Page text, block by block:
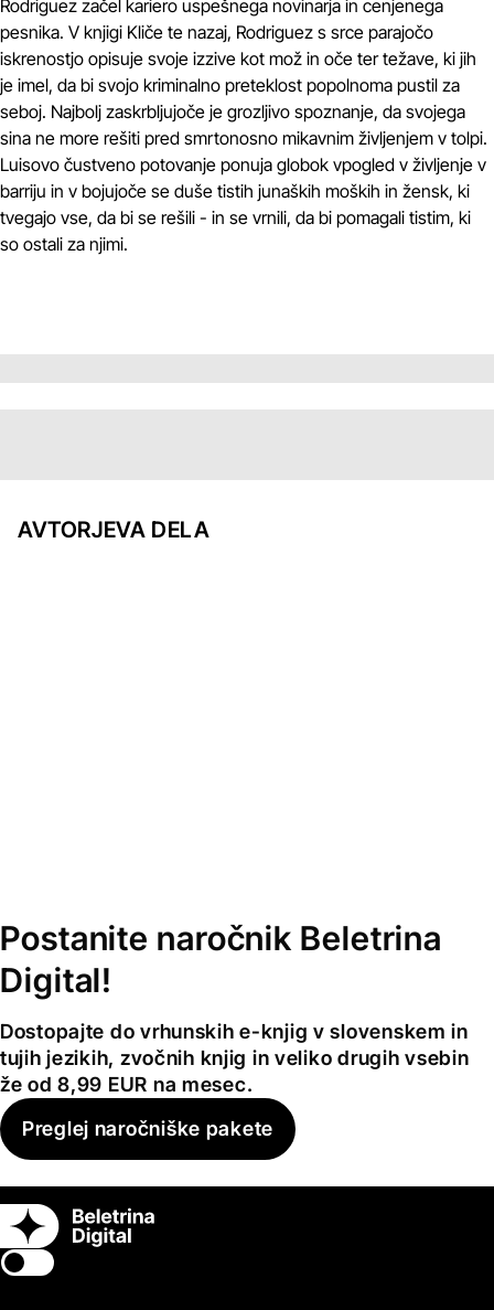
Rodriguez začel kariero uspešnega novinarja in cenjenega
pesnika. V knjigi Kliče te nazaj, Rodriguez s srce parajočo
iskrenostjo opisuje svoje izzive kot mož in oče ter težave, ki jih
je imel, da bi svojo kriminalno preteklost popolnoma pustil za
seboj. Najbolj zaskrbljujoče je grozljivo spoznanje, da svojega
sina ne more rešiti pred smrtonosno mikavnim življenjem v tolpi.
Luisovo čustveno potovanje ponuja globok vpogled v življenje v
barriju in v bojujoče se duše tistih junaških moških in žensk, ki
tvegajo vse, da bi se rešili - in se vrnili, da bi pomagali tistim, ki
so ostali za njimi.
AVTORJEVA DELA
Postanite naročnik Beletrina
Digital!
Dostopajte do vrhunskih e-knjig v slovenskem in
tujih jezikih, zvočnih knjig in veliko drugih vsebin
že od 8,99 EUR na mesec.
Preglej naročniške pakete
Switch theme